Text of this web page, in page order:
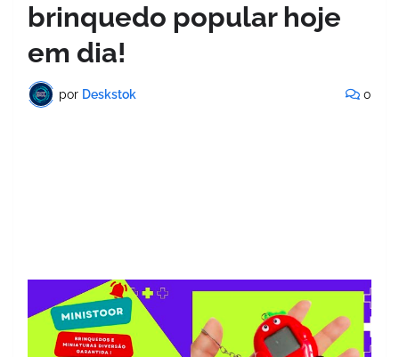
brinquedo popular hoje
em dia!
por Deskstok 0